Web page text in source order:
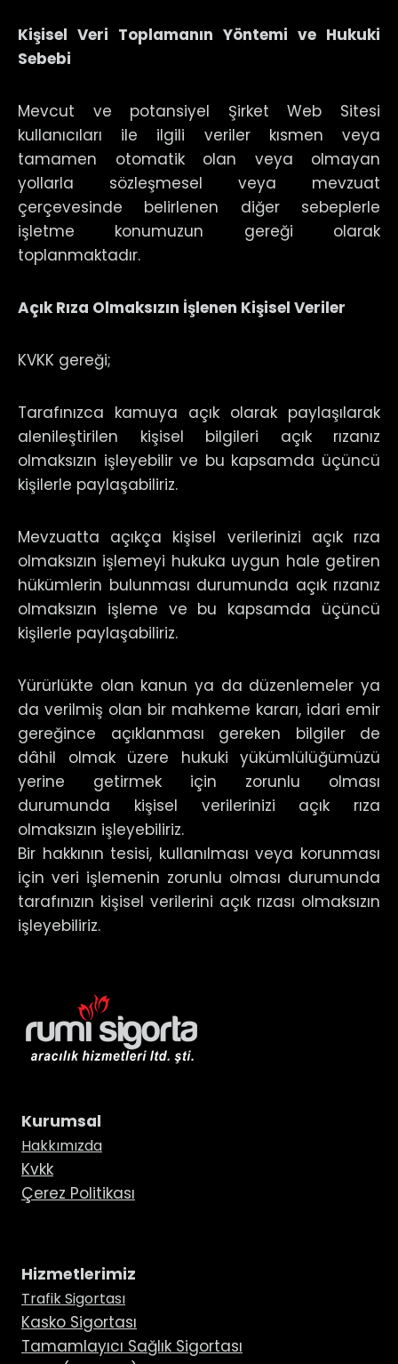
Kişisel Veri Toplamanın Yöntemi ve Hukuki
Sebebi
Mevcut ve potansiyel Şirket Web Sitesi
kullanıcıları ile ilgili veriler kısmen veya
tamamen otomatik olan veya olmayan
yollarla sözleşmesel veya mevzuat
çerçevesinde belirlenen diğer sebeplerle
işletme konumuzun gereği olarak
toplanmaktadır.
Açık Rıza Olmaksızın İşlenen Kişisel Veriler
KVKK gereği;
Tarafınızca kamuya açık olarak paylaşılarak
alenileştirilen kişisel bilgileri açık rızanız
olmaksızın işleyebilir ve bu kapsamda üçüncü
kişilerle paylaşabiliriz.
Mevzuatta açıkça kişisel verilerinizi açık rıza
olmaksızın işlemeyi hukuka uygun hale getiren
hükümlerin bulunması durumunda açık rızanız
olmaksızın işleme ve bu kapsamda üçüncü
kişilerle paylaşabiliriz.
Yürürlükte olan kanun ya da düzenlemeler ya
da verilmiş olan bir mahkeme kararı, idari emir
gereğince açıklanması gereken bilgiler de
dâhil olmak üzere hukuki yükümlülüğümüzü
yerine getirmek için zorunlu olması
durumunda kişisel verilerinizi açık rıza
olmaksızın işleyebiliriz.
Bir hakkının tesisi, kullanılması veya korunması
için veri işlemenin zorunlu olması durumunda
tarafınızın kişisel verilerini açık rızası olmaksızın
işleyebiliriz.
Kurumsal
Hakkımızda
Kvkk
Çerez Politikası
Hizmetlerimiz
Trafik Sigortası
Kasko Sigortası
Tamamlayıcı Sağlık Sigortası